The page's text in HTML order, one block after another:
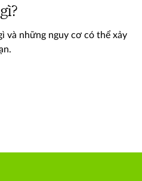
và những nguy cơ có thể xảy